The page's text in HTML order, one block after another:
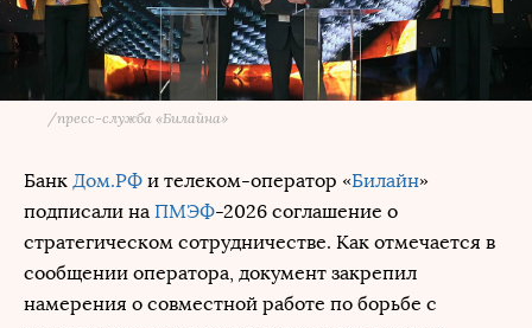
/пресс-служба «Билайна»
Банк Дом.РФ и телеком-оператор «Билайн»
подписали на ПМЭФ-2026 соглашение о
стратегическом сотрудничестве. Как отмечается в
сообщении оператора, документ закрепил
намерения о совместной работе по борьбе с